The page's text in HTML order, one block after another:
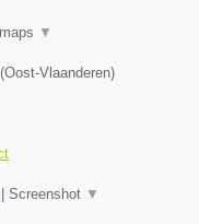
▼
(Oost-Vlaanderen)
Screenshot ▼